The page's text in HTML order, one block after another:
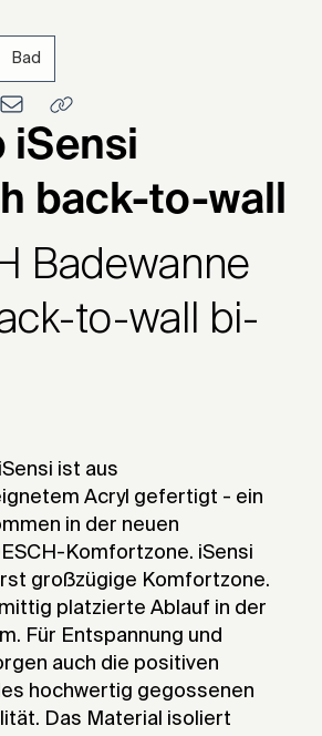
2025
Bad
iSensi
back-to-wall
Badewanne
to-wall bi-
ist aus
Acryl gefertigt - ein
in der neuen
Komfortzone. iSensi
großzügige Komfortzone.
platzierte Ablauf in der
Für Entspannung und
auch die positiven
hochwertig gegossenen
Das Material isoliert